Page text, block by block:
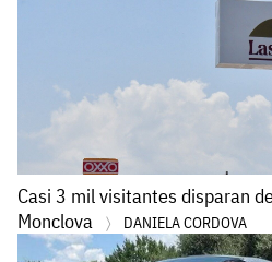
Casi 3 mil visitantes disparan
Monclova
DANIELA CORDOVA